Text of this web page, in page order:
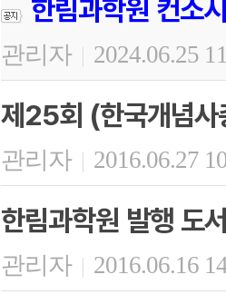
한림과학원 컨소
관리자 | 2024.06.25
제25회 (한국개념
관리자 | 2016.06.27
한림과학원 발행 도
관리자 | 2016.06.16